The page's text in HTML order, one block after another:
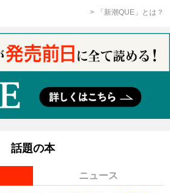
「新潮QUE」とは？
話題の本
ニュース